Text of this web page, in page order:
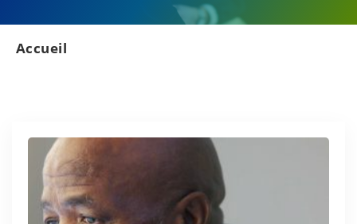
Accueil